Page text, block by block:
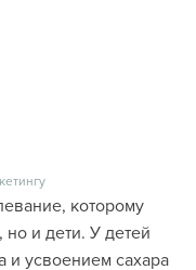
которому
и дети. У детей
и усвоением сахара